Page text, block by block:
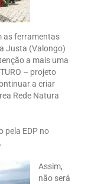
as ferramentas
Justa (Valongo)
a mais uma
– projeto
a criar
Rede Natura
pela EDP no
Assim,
não será